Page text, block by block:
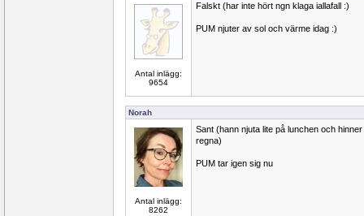
Antal inlägg:
9654
Falskt (har inte hört ngn klaga iallafall :)
PUM njuter av sol och värme idag :)
Norah
Antal inlägg:
8262
Sant (hann njuta lite på lunchen och
regna)
PUM tar igen sig nu